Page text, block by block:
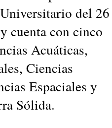
del 26
cuenta con cinco
Acuáticas,
Ciencias
Espaciales y
Sólida.